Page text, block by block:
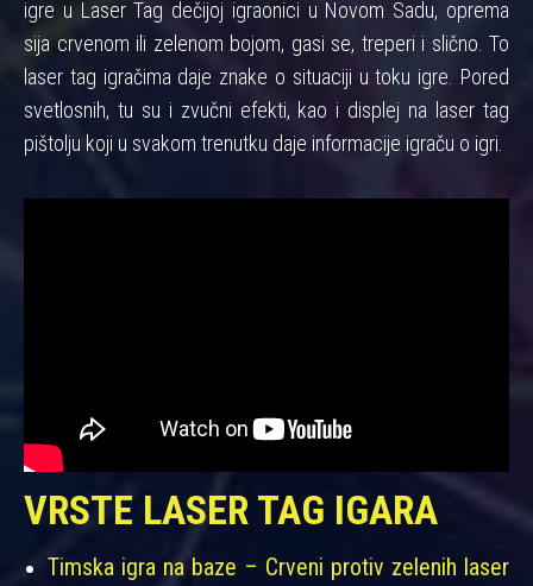
igre u Laser Tag dečijoj igraonici u Novom Sadu, oprema
sija crvenom ili zelenom bojom, gasi se, treperi i slično. To
laser tag igračima daje znake o situaciji u toku igre. Pored
svetlosnih, tu su i zvučni efekti, kao i displej na laser tag
pištolju koji u svakom trenutku daje informacije igraču o igri.
VRSTE LASER TAG IGARA
Timska igra na baze – Crveni protiv zelenih laser